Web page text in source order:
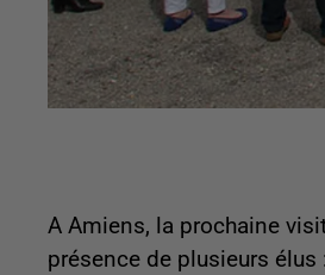
A Amiens, la prochaine
présence de plusieurs élus